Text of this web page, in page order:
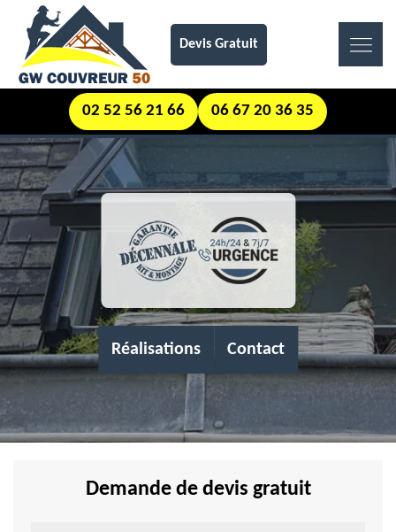
Devis Gratuit
02 52 56 21 66 06 67 20 36 35
Réalisations Contact
Demande de devis gratuit